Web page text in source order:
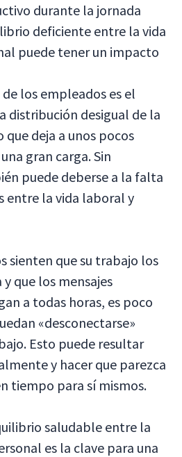
durante la jornada
deficiente entre la vida
puede tener un impacto
los empleados es el
distribución desigual de la
deja a unos pocos
gran carga. Sin
puede deberse a la falta
entre la vida laboral y
sienten que su trabajo los
y que los mensajes
a todas horas, es poco
«desconectarse»
Esto puede resultar
y hacer que parezca
tiempo para sí mismos.
saludable entre la
es la clave para una